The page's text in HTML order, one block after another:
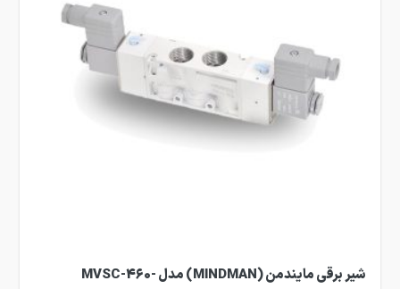
شیر برقی مایندمن (MINDMAN) مدل MVSC-460-